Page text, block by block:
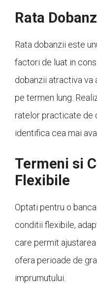
Rata
Rata dobanzii este
factori de luat in
dobanzii atractiva va
pe termen lung.
ratelor practicate de
identifica cea mai
Termeni si
Flexibile
Optati pentru o
conditii flexibile,
care permit
ofera perioade de
imprumutului.